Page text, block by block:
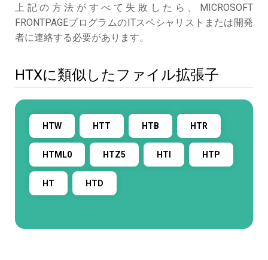
上記の方法がすべて失敗したら、MICROSOFT
FRONTPAGEプログラムのITスペシャリストまたは開発
者に連絡する必要があります。
HTXに類似したファイル拡張子
HTW HTT HTB HTR
HTML0 HTZ5 HTI HTP
HT HTD